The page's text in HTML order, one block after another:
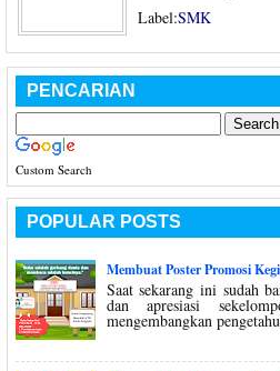
Label:SMK
PENCARIAN
Custom Search
POPULAR POSTS
Membuat Poster Promosi
Saat sekarang ini sudah
dan apresiasi
mengembangkan